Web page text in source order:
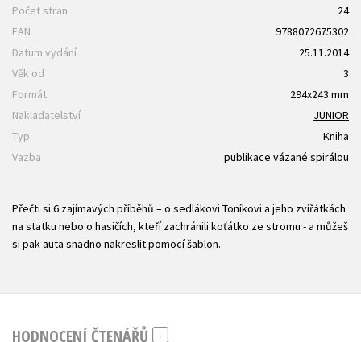
Počet stran
24
EAN
9788072675302
Datum vydání
25.11.2014
Věk od
3
Formát
294x243 mm
Nakladatelství
JUNIOR
Typ
Kniha
Vazba
publikace vázané spirálou
Přečti si 6 zajímavých příběhů – o sedlákovi Toníkovi a jeho zvířátkách
na statku nebo o hasičích, kteří zachránili koťátko ze stromu - a můžeš
si pak auta snadno nakreslit pomocí šablon.
HODNOCENÍ ČTENÁŘŮ